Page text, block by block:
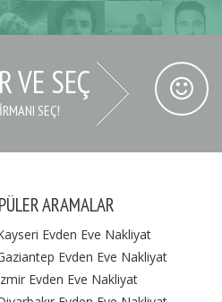
VE SEÇ
SEÇ!
ARAMALAR
Evden Eve Nakliyat
Evden Eve Nakliyat
Evden Eve Nakliyat